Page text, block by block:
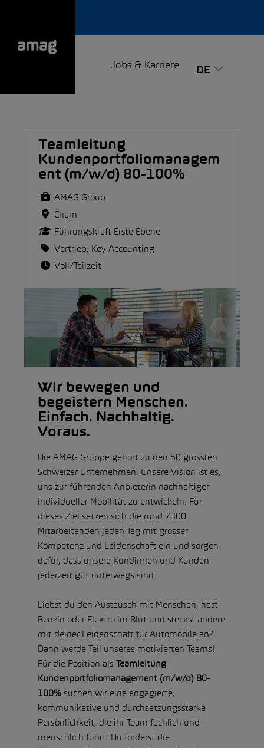
DE
Jobs & Karriere
Teamleitung
Kundenportfoliomanagem
ent (m/w/d) 80-100%
AMAG Group
Cham
Führungskraft Erste Ebene
Vertrieb, Key Accounting
Voll/Teilzeit
Wir bewegen und
begeistern Menschen.
Einfach. Nachhaltig.
Voraus.
Die AMAG Gruppe gehört zu den 50 grössten
Schweizer Unternehmen. Unsere Vision ist es,
uns zur führenden Anbieterin nachhaltiger
individueller Mobilität zu entwickeln. Für
dieses Ziel setzen sich die rund 7300
Mitarbeitenden jeden Tag mit grosser
Kompetenz und Leidenschaft ein und sorgen
dafür, dass unsere Kundinnen und Kunden
jederzeit gut unterwegs sind.
Liebst du den Austausch mit Menschen, hast
Benzin oder Elektro im Blut und steckst andere
mit deiner Leidenschaft für Automobile an?
Dann werde Teil unseres motivierten Teams!
Für die Position als Teamleitung
Kundenportfoliomanagement (m/w/d) 80-
100% suchen wir eine engagierte,
kommunikative und durchsetzungsstarke
Persönlichkeit, die ihr Team fachlich und
menschlich führt. Du förderst die